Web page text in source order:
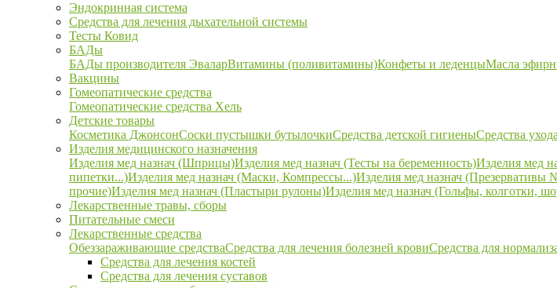
Эндокринная система
Средства для лечения дыхательной системы
Тесты Ковид
БАДы
БАДы производителя ЭваларВитамины (поливитамины)Конфеты и леденцыМасла
Вакцины
Гомеопатические средства
Гомеопатические средства Хель
Детские товары
Косметика ДжонсонСоски пустышки бутылочкиСредства детской гигиеныСредства
Изделия медицинского назначения
Изделия мед назнач (Шприцы)Изделия мед назнач (Тесты на беременность)Изделия мед
пипетки...)Изделия мед назнач (Маски, Компрессы...)Изделия мед назнач (Презервативы
прочие)Изделия мед назнач (Пластыри рулоны)Изделия мед назнач (Гольфы, колготки,
Лекарственные травы, сборы
Питательные смеси
Лекарственные средства
Обеззараживающие средстваСредства для лечения болезней кровиСредства для
Средства для лечения костей
Средства для лечения суставов